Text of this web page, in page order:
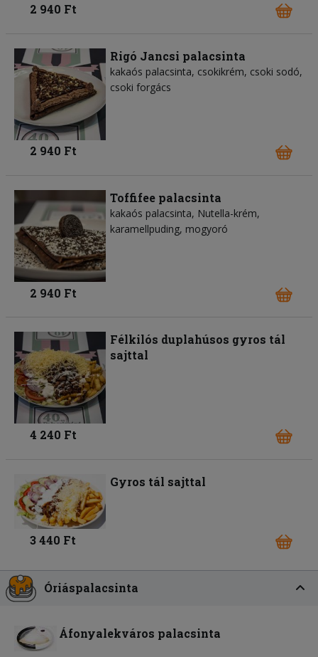
2 940 Ft
Rigó Jancsi palacsinta
kakaós palacsinta, csokikrém, csoki sodó,
csoki forgács
2 940 Ft
Toffifee palacsinta
kakaós palacsinta, Nutella-krém,
karamellpuding, mogyoró
2 940 Ft
Félkilós duplahúsos gyros tál
sajttal
4 240 Ft
Gyros tál sajttal
3 440 Ft
Óriáspalacsinta
Áfonyalekváros palacsinta